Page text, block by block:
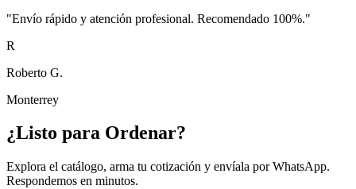
"Envío rápido y atención profesional. Recomendado 100%."
R
Roberto G.
Monterrey
¿Listo para Ordenar?
Explora el catálogo, arma tu cotización y envíala por WhatsApp.
Respondemos en minutos.